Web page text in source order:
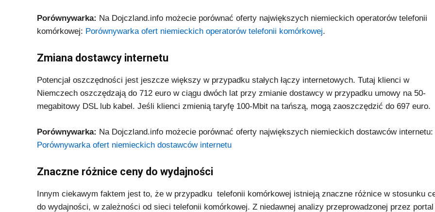
Porównywarka: Na Dojczland.info możecie porównać oferty największych niemieckich operatorów telefonii
komórkowej: Porównywarka ofert niemieckich operatorów telefonii komórkowej.
Zmiana dostawcy internetu
Potencjał oszczędności jest jeszcze większy w przypadku stałych łączy internetowych. Tutaj klienci w
Niemczech oszczędzają do 712 euro w ciągu dwóch lat przy zmianie dostawcy w przypadku umowy na 50-
megabitowy DSL lub kabel. Jeśli klienci zmienią taryfę 100-Mbit na tańszą, mogą zaoszczędzić do 697 euro.
Porównywarka: Na Dojczland.info możecie porównać oferty największych niemieckich dostawców internetu:
Porównywarka ofert niemieckich dostawców internetu
Znaczne różnice ceny do wydajności
Innym ciekawym faktem jest to, że w przypadku telefonii komórkowej istnieją znaczne różnice w stosunku
do wydajności, w zależności od sieci telefonii komórkowej. Z niedawnej analizy przeprowadzonej przez portal